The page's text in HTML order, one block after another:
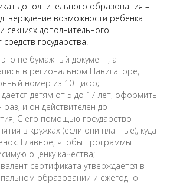
дополнительного образования –
возможности ребенка
секциях дополнительного
государства.
не бумажный документ, а
в региональном Навигаторе,
номер из 10 цифр;
детям от 5 до 17 лет, оформить
раз, и он действителен до
С его помощью государство
в кружках (если они платные), куда
Главное, чтобы программы
оценку качества;
сертификата утверждается в
образовании и ежегодно